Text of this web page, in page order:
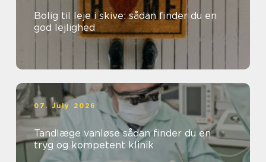
Bolig til leje i skive: sådan finder du en
god lejlighed
07. July 2026
Tandlæge vanløse sådan finder du en
tryg og kompetent klinik